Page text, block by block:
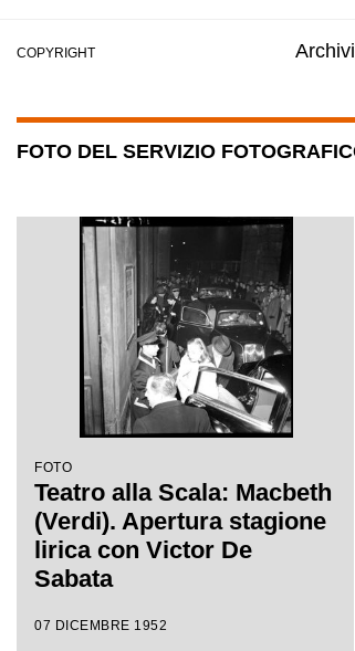
COPYRIGHT
FOTO DEL SERVIZIO
FOTO
Teatro alla Scala: Macbeth
(Verdi). Apertura stagione
lirica con Victor De
Sabata
07 DICEMBRE 1952